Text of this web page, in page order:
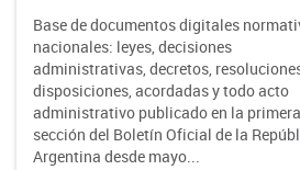
Base de documentos digitales
nacionales: leyes, decisiones
administrativas, decretos,
disposiciones, acordadas y todo acto
administrativo publicado en la primera
sección del Boletín Oficial de la
Argentina desde mayo...